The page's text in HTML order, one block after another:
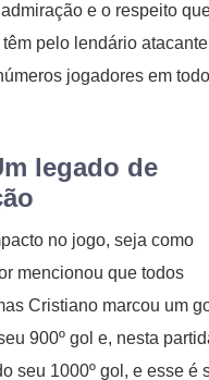
e o respeito
pelo lendário
jogadores em
legado de
no jogo, seja como
mencionou que todos
Cristiano marcou um
900º gol e, nesta
seu 1000º gol, e esse é